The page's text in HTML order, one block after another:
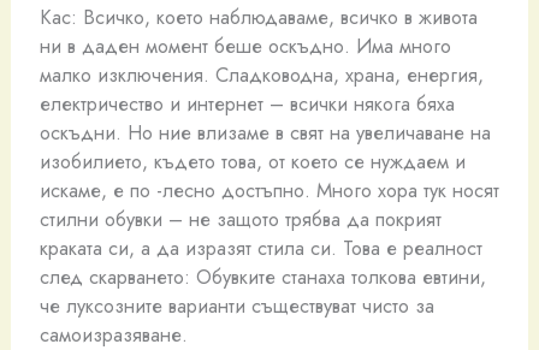
Кас: Всичко, което наблюдаваме, всичко в живота
ни в даден момент беше оскъдно. Има много
малко изключения. Сладководна, храна, енергия,
електричество и интернет – всички някога бяха
оскъдни. Но ние влизаме в свят на увеличаване на
изобилието, където това, от което се нуждаем и
искаме, е по -лесно достъпно. Много хора тук носят
стилни обувки – не защото трябва да покрият
краката си, а да изразят стила си. Това е реалност
след скарването: Обувките станаха толкова евтини,
че луксозните варианти съществуват чисто за
самоизразяване.